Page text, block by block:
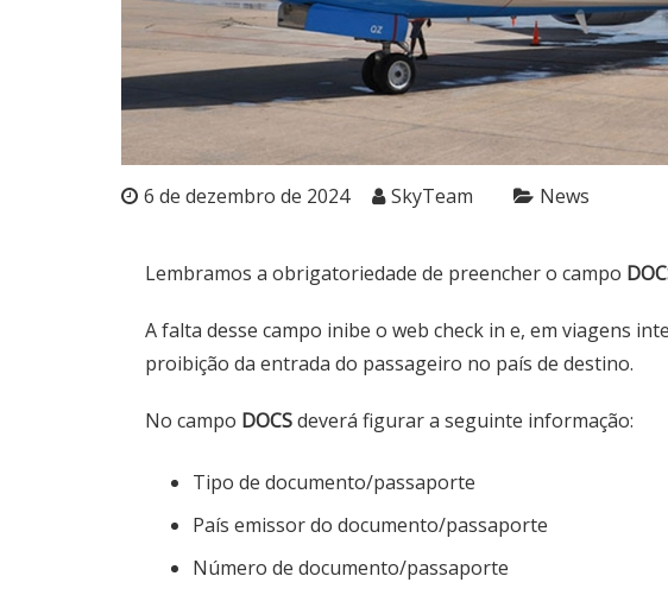
6 de dezembro de 2024 SkyTeam News
Lembramos a obrigatoriedade de preencher o campo
A falta desse campo inibe o web check in e, em viagens
proibição da entrada do passageiro no país de destino.
No campo DOCSdeverá figurar a seguinte informação:
Tipo de documento/passaporte
País emissor do documento/passaporte
Número de documento/passaporte